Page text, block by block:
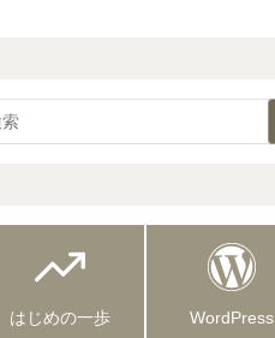
はじめの一歩 WordPress